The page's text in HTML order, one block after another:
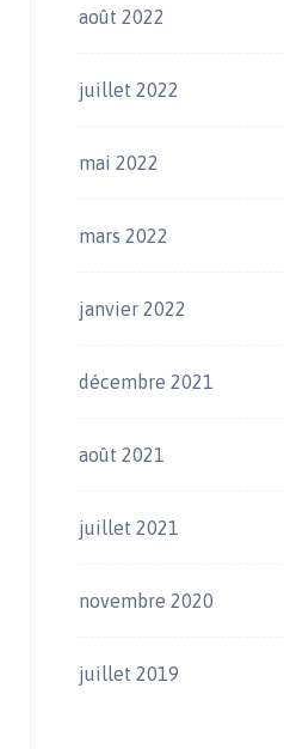
août 2022
juillet 2022
mai 2022
mars 2022
janvier 2022
décembre 2021
août 2021
juillet 2021
novembre 2020
juillet 2019